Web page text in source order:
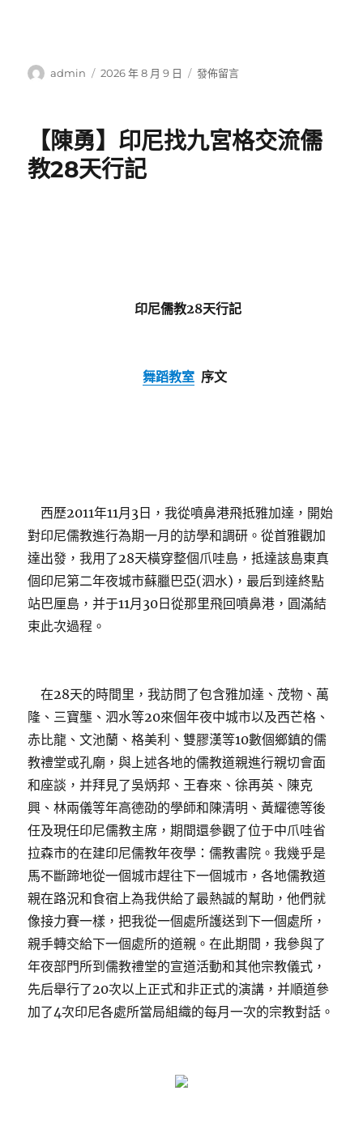
作
admin
發
2026 年 8 月 9 日
在
沙
計
升
區
窪
陣
風
最
發佈留言
【陳勇】印尼找九宮格交流儒
教28天行記
印尼儒教28天行記
舞蹈教室 序文
西歷2011年11月3日，我從噴鼻港飛抵雅加達，開始
對印尼儒教進行為期一月的訪學和調研。從首雅觀加
達出發，我用了28天橫穿整個爪哇島，抵達該島東真
個印尼第二年夜城市蘇臘巴亞(泗水)，最后到達終點
站巴厘島，并于11月30日從那里飛回噴鼻港，圓滿結
束此次過程。
在28天的時間里，我訪問了包含雅加達、茂物、萬
隆、三寶壟、泗水等20來個年夜中城市以及西芒格、
赤比龍、文池蘭、格美利、雙膠漢等10數個鄉鎮的儒
教禮堂或孔廟，與上述各地的儒教道親進行親切會面
和座談，并拜見了吳炳邦、王春來、徐再英、陳克
興、林兩儀等年高德劭的學師和陳清明、黃耀德等後
任及現任印尼儒教主席，期間還參觀了位于中爪哇省
拉森市的在建印尼儒教年夜學：儒教書院。我幾乎是
馬不斷蹄地從一個城市趕往下一個城市，各地儒教道
親在路況和食宿上為我供給了最熱誠的幫助，他們就
像接力賽一樣，把我從一個處所護送到下一個處所，
親手轉交給下一個處所的道親。在此期間，我參與了
年夜部門所到儒教禮堂的宣道活動和其他宗教儀式，
先后舉行了20次以上正式和非正式的演講，并順道參
加了4次印尼各處所當局組織的每月一次的宗教對話。